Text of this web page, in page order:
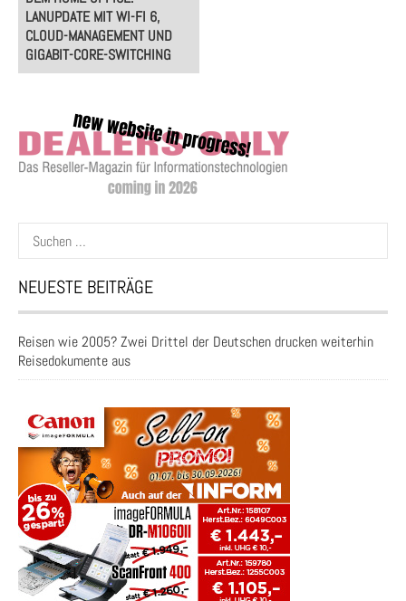
LANUPDATE MIT WI-FI 6,
CLOUD-MANAGEMENT UND
GIGABIT-CORE-SWITCHING
Suchen
nach:
NEUESTE BEITRÄGE
Reisen wie 2005? Zwei Drittel der Deutschen drucken weiterhin
Reisedokumente aus